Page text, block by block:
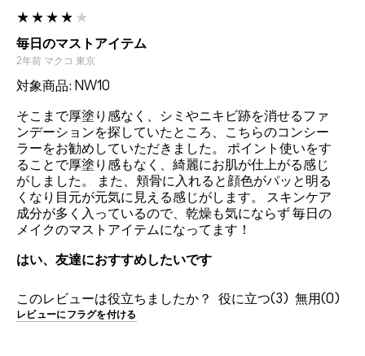
毎日のマストアイテム
2年前 マクコ 東京
対象商品: NW10
そこまで厚塗り感なく、シミやニキビ跡を消せるファ
ンデーションを探していたところ、こちらのコンシー
ラーをお勧めしていただきました。 ポイント使いをす
ることで厚塗り感もなく、綺麗にお肌が仕上がる感じ
がしました。 また、頬骨に入れると顔色がパッと明る
くなり目元が元気に見える感じがします。 スキンケア
成分が多く入っているので、乾燥も気にならず 毎日の
メイクのマストアイテムになってます！
はい、友達におすすめしたいです
このレビューは役立ちましたか？ 3 0
レビューにフラグを付ける